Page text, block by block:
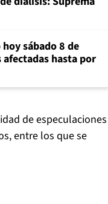
sábado 8 de
afectadas hasta por
de especulaciones
entre los que se